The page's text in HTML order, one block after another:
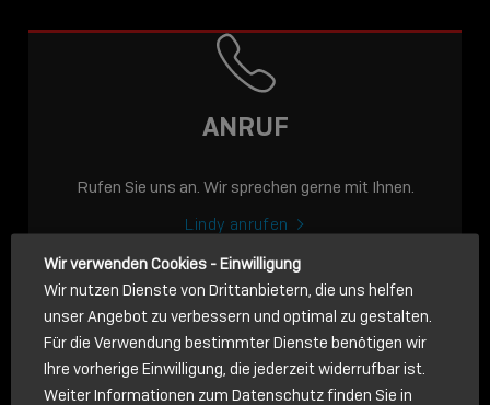
USB-C ÜBER LANGE
DISTANZEN: AKTIVE
USB-C-KABEL FÜR
STABILE 10 GBIT/S BIS
ANRUF
Rufen Sie uns an. Wir sprechen gerne mit Ihnen.
Lindy anrufen
NACHRICHT
Wir verwenden Cookies - Einwilligung
Wir nutzen Dienste von Drittanbietern, die uns helfen
unser Angebot zu verbessern und optimal zu gestalten.
Für die Verwendung bestimmter Dienste benötigen wir
Ihre vorherige Einwilligung, die jederzeit widerrufbar ist.
Weiter Informationen zum Datenschutz finden Sie in